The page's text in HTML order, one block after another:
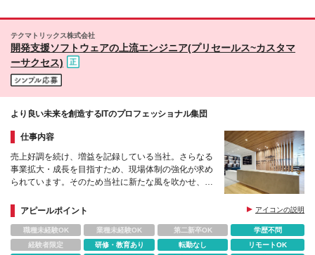
テクマトリックス株式会社
開発支援ソフトウェアの上流エンジニア(プリセールス~カスタマ
ーサクセス)
より良い未来を創造するITのプロフェッショナル集団
仕事内容
売上好調を続け、増益を記録している当社。さらなる
事業拡大・成長を目指すため、現場体制の強化が求め
られています。そのため当社に新たな風を吹かせ、一
アピールポイント
アイコンの説明
職種未経験OK 業種未経験OK 第二新卒OK
学歴不問
経験者限定
研修・教育あり 転勤なし
リモートOK